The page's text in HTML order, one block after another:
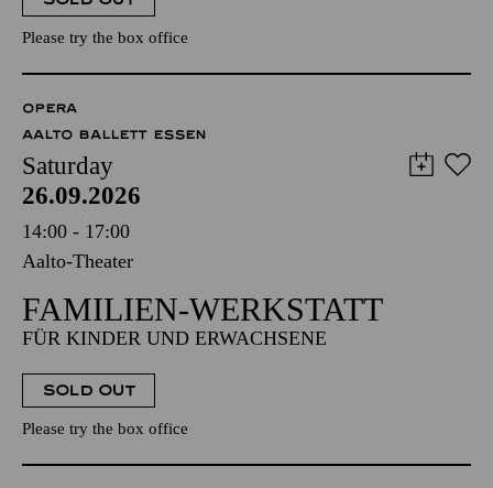
Please try the box office
OPERA
AALTO BALLETT ESSEN
Saturday
26.09.2026
14:00 - 17:00
Aalto-Theater
FAMILIEN-WERKSTATT
FÜR KINDER UND ERWACHSENE
SOLD OUT
Please try the box office